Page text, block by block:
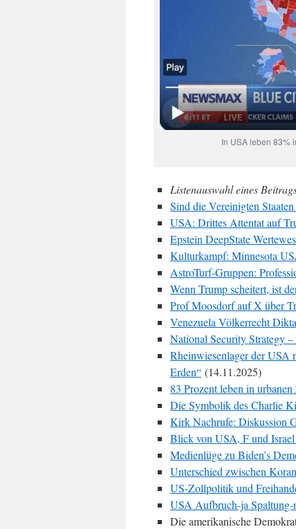
In USA leben 83%
Listenauswahl eines
Sind die Vereinigten
USA: Drittes Attentat auf
Epstein DeepState
Kulturkampf: Minnesota
AstroTurf-Gruppen:
Wenn Trump scheitert, ist
Prof Moosdorf auf X über
Venezuela Völkerrecht
National Security Strategy
Rheinwiesenlager der USA
Erden“ (14.11.2025)
83 Prozent leben in
Die Symbolik des Charlie
Kirk Nachrufe: Diskussion
Blick von USA, F und
Medienlüge zu Biden’s
Unterschied zwischen
US-Zollpolitik und
USA Aufbruch-ja Spaltung-
Die amerikanische